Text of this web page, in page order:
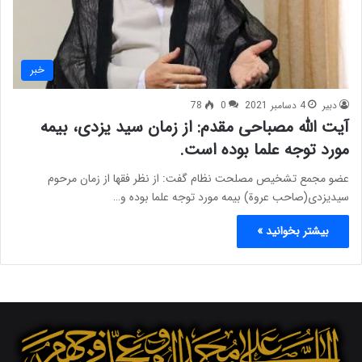
خبر
دبیر 4 دسامبر 2021 0
78
آیت الله مصباحی مقدم: از زمان سید یزدی، بیمه
مورد توجه علما بوده است.
عضو مجمع تشخیص مصلحت نظام گفت: از نظر فقها از زمان مرحوم
سیدیزدی(صاحب عروة) بیمه مورد توجه علما بوده و…
بیشتر بخوانید »